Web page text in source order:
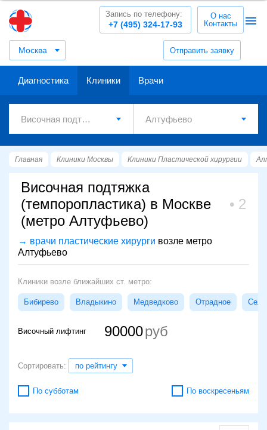
Москва Отправить заявку
+7 (495) 324-17-93
Запись по телефону:
О нас
Контакты
Диагностика Клиники Врачи
Главная Клиники Москвы Клиники Пластической хирургии
Височная подтяжка
(темпоропластика) в Москве
(метро Алтуфьево)
2
→ врачи пластические хирурги возле метро
Алтуфьево
Клиники возле ближайших ст. метро:
Бибирево Владыкино Медведково Отрадное
Височный лифтинг 90000
Сортировать: по рейтингу
По субботам По воскресеньям